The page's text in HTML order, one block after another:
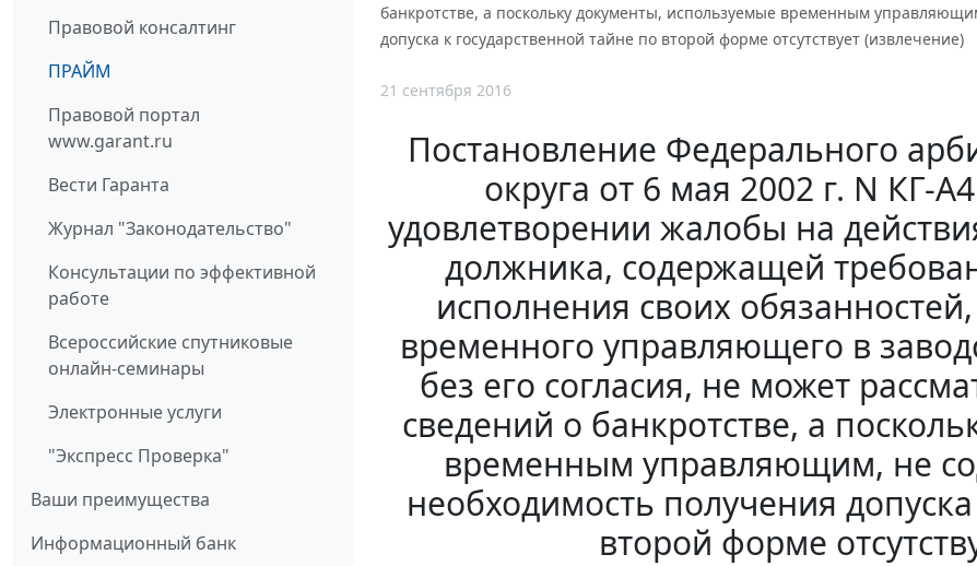
Правовой консалтинг
ПРАЙМ
Правовой портал
www.garant.ru
Вести Гаранта
Журнал "Законодательство"
Консультации по эффективной
работе
Всероссийские спутниковые
онлайн-семинары
Электронные услуги
"Экспресс Проверка"
Ваши преимущества
Информационный банк
банкротстве, а поскольку документы, используемые временным
допуска к государственной тайне по второй форме отсутствует (извлечение)
21 сентября 2016
Постановление Федерального
округа от 6 мая 2002 г. N КГ-
удовлетворении жалобы на
должника, содержащей
исполнения своих
временного управляющего в
без его согласия, не может
сведений о банкротстве, а
временным управляющим, не
необходимость получения
второй форме